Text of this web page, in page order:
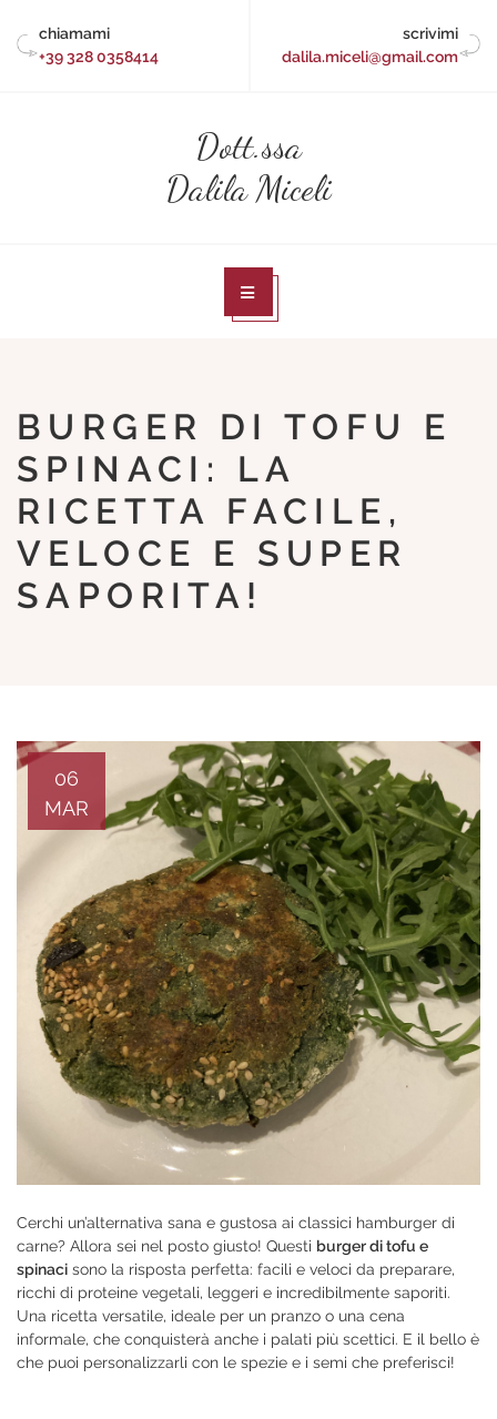
content
chiamami
+39 328 0358414
scrivimi
dalila.miceli@gmail.com
Dott.ssa
Dalila Miceli
BURGER DI TOFU E
SPINACI: LA
RICETTA FACILE,
VELOCE E SUPER
SAPORITA!
06
MAR
Cerchi un’alternativa sana e gustosa ai classici hamburger di
carne? Allora sei nel posto giusto! Questi burger di tofu e
spinaci sono la risposta perfetta: facili e veloci da preparare,
ricchi di proteine vegetali, leggeri e incredibilmente saporiti.
Una ricetta versatile, ideale per un pranzo o una cena
informale, che conquisterà anche i palati più scettici. E il bello è
che puoi personalizzarli con le spezie e i semi che preferisci!